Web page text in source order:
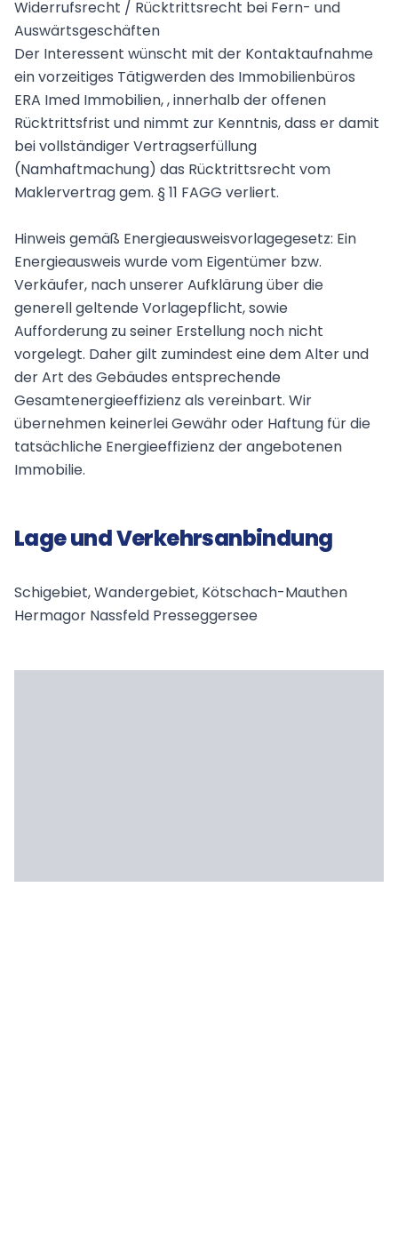
Widerrufsrecht / Rücktrittsrecht bei Fern- und
Auswärtsgeschäften
Der Interessent wünscht mit der Kontaktaufnahme
ein vorzeitiges Tätigwerden des Immobilienbüros
ERA Imed Immobilien, , innerhalb der offenen
Rücktrittsfrist und nimmt zur Kenntnis, dass er damit
bei vollständiger Vertragserfüllung
(Namhaftmachung) das Rücktrittsrecht vom
Maklervertrag gem. § 11 FAGG verliert.
Hinweis gemäß Energieausweisvorlagegesetz: Ein
Energieausweis wurde vom Eigentümer bzw.
Verkäufer, nach unserer Aufklärung über die
generell geltende Vorlagepflicht, sowie
Aufforderung zu seiner Erstellung noch nicht
vorgelegt. Daher gilt zumindest eine dem Alter und
der Art des Gebäudes entsprechende
Gesamtenergieeffizienz als vereinbart. Wir
übernehmen keinerlei Gewähr oder Haftung für die
tatsächliche Energieeffizienz der angebotenen
Immobilie.
Lage und Verkehrsanbindung
Schigebiet, Wandergebiet, Kötschach-Mauthen
Hermagor Nassfeld Presseggersee